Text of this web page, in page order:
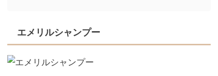
エメリルシャンプー